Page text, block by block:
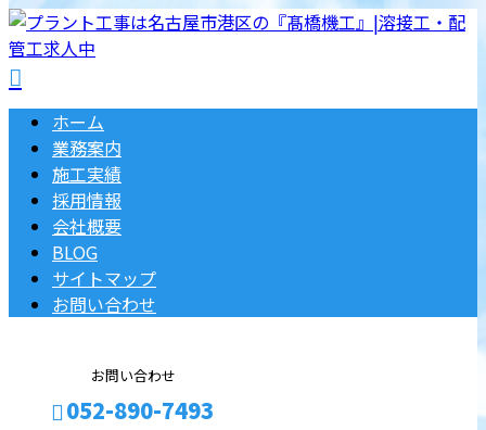
ホーム
業務案内
施工実績
採用情報
会社概要
BLOG
サイトマップ
お問い合わせ
お問い合わせ
052-890-7493